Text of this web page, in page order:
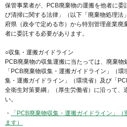
保管事業者が、PCB廃棄物の運搬を他者に委
び清掃に関する法律」（以下「廃棄物処理法
府県（政令で定める市）から特別管理産業廃
者に委託する必要があります。
○収集・運搬ガイドライン
PCB廃棄物の収集運搬に当たっては、廃棄物
「PCB廃棄物収集・運搬ガイドライン」（
集・運搬ガイドライン」（環境省）及び「
全衛生対策要綱」（厚生労働省）に沿って、
い。
・
「PCB廃棄物収集・運搬ガイドライン」
ます）